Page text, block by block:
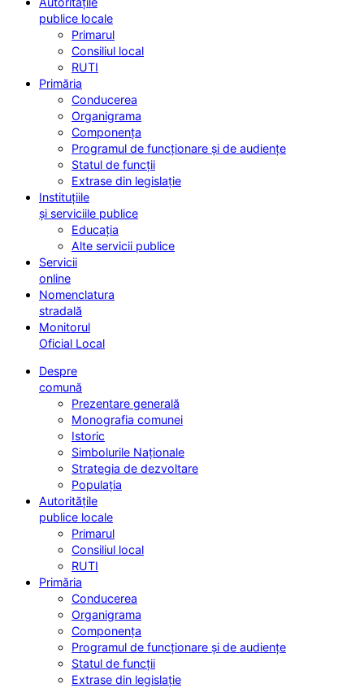
publice locale
Primarul
Consiliul local
RUTI
Primăria
Conducerea
Organigrama
Componența
Programul de funcționare și de audiențe
Statul de funcții
Extrase din legislație
Instituțiile
și serviciile publice
Educația
Alte servicii publice
Servicii
online
Nomenclatura
stradală
Monitorul
Oficial Local
Despre
comună
Prezentare generală
Monografia comunei
Istoric
Simbolurile Naționale
Strategia de dezvoltare
Populația
Autoritățile
publice locale
Primarul
Consiliul local
RUTI
Primăria
Conducerea
Organigrama
Componența
Programul de funcționare și de audiențe
Statul de funcții
Extrase din legislație